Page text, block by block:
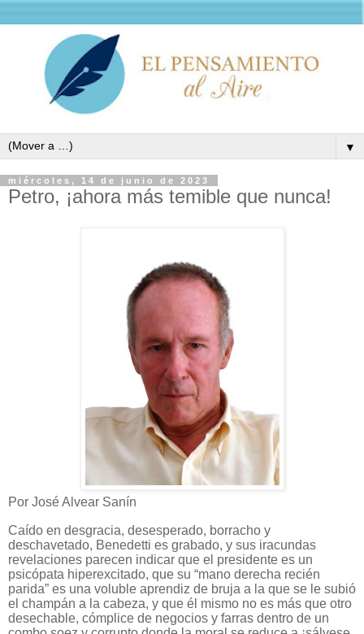
▼
miércoles, 14 de junio de 2023
Petro, ¡ahora más temible que nunca!
Por José Alvear Sanín
Caído en desgracia, desesperado, borracho y
deschavetado, Benedetti es grabado, y sus iracundas
revelaciones parecen indicar que el presidente es un
psicópata hiperexcitado, que su “mano derecha recién
parida” es una voluble aprendiz de bruja a la que se le subió
el champán a la cabeza, y que él mismo no es más que otro
desechable, cómplice de negocios y farras dentro de un